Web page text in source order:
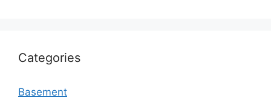
Categories
Basement